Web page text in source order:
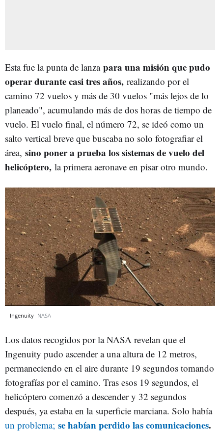
Esta fue la punta de lanza para una misión que pudo
operar durante casi tres años, realizando por el
camino 72 vuelos y más de 30 vuelos "más lejos de lo
planeado", acumulando más de dos horas de tiempo de
vuelo. El vuelo final, el número 72, se ideó como un
salto vertical breve que buscaba no solo fotografiar el
área, sino poner a prueba los sistemas de vuelo del
helicóptero, la primera aeronave en pisar otro mundo.
Ingenuity NASA
Los datos recogidos por la NASA revelan que el
Ingenuity pudo ascender a una altura de 12 metros,
permaneciendo en el aire durante 19 segundos tomando
fotografías por el camino. Tras esos 19 segundos, el
helicóptero comenzó a descender y 32 segundos
después, ya estaba en la superficie marciana. Solo había
un problema; se habían perdido las comunicaciones.